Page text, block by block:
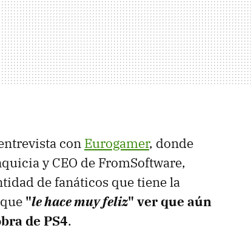
con Eurogamer, donde
y CEO de FromSoftware,
de fanáticos que tiene la
"le hace muy feliz" ver que aún
de PS4.